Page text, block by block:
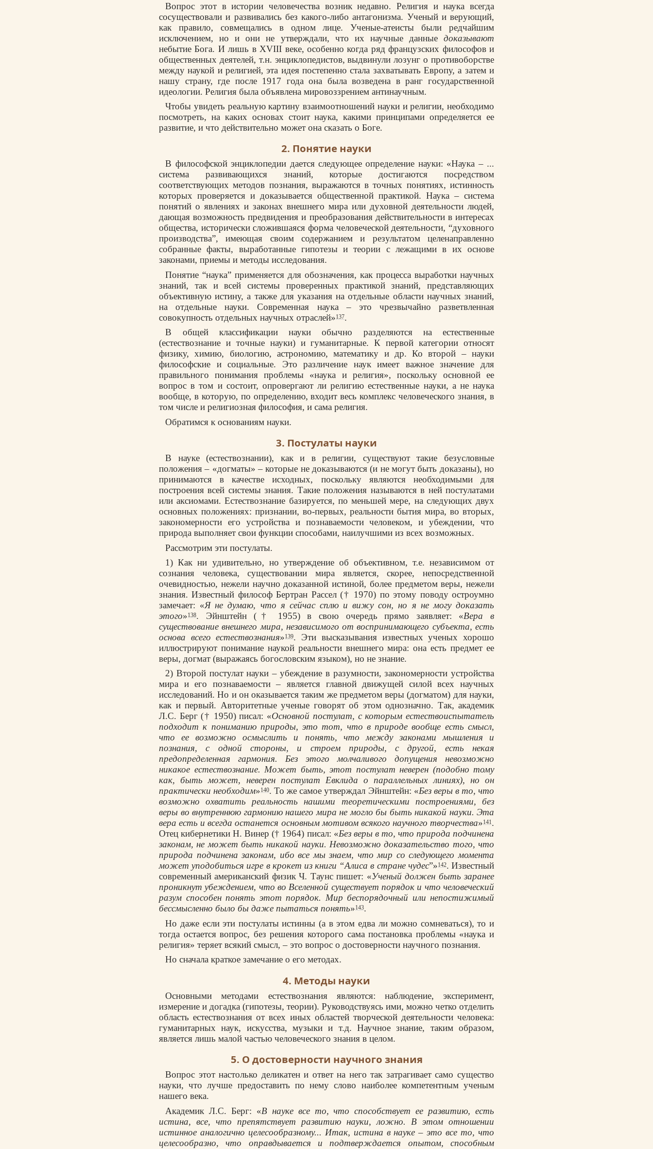
Вопрос этот в истории человечества возник недавно. Религия и наука всегда
сосуществовали и развивались без какого-либо антагонизма. Ученый и верующий,
как правило, совмещались в одном лице. Ученые-атеисты были редчайшим
исключением, но и они не утверждали, что их научные данные доказывают
небытие Бога. И лишь в XVIII веке, особенно когда ряд французских философов и
общественных деятелей, т.н. энциклопедистов, выдвинули лозунг о противоборстве
между наукой и религией, эта идея постепенно стала захватывать Европу, а затем и
нашу страну, где после 1917 года она была возведена в ранг государственной
идеологии. Религия была объявлена мировоззрением антинаучным.
Чтобы увидеть реальную картину взаимоотношений науки и религии, необходимо
посмотреть, на каких основах стоит наука, какими принципами определяется ее
развитие, и что действительно может она сказать о Боге.
2. Понятие науки
В философской энциклопедии дается следующее определение науки: «Наука – ...
система развивающихся знаний, которые достигаются посредством
соответствующих методов познания, выражаются в точных понятиях, истинность
которых проверяется и доказывается общественной практикой. Наука – система
понятий о явлениях и законах внешнего мира или духовной деятельности людей,
дающая возможность предвидения и преобразования действительности в интересах
общества, исторически сложившаяся форма человеческой деятельности, “духовного
производства”, имеющая своим содержанием и результатом целенаправленно
собранные факты, выработанные гипотезы и теории с лежащими в их основе
законами, приемы и методы исследования.
Понятие “наука” применяется для обозначения, как процесса выработки научных
знаний, так и всей системы проверенных практикой знаний, представляющих
объективную истину, а также для указания на отдельные области научных знаний,
на отдельные науки. Современная наука – это чрезвычайно разветвленная
совокупность отдельных научных отраслей»137.
В общей классификации науки обычно разделяются на естественные
(естествознание и точные науки) и гуманитарные. К первой категории относят
физику, химию, биологию, астрономию, математику и др. Ко второй – науки
философские и социальные. Это различение наук имеет важное значение для
правильного понимания проблемы «наука и религия», поскольку основной ее
вопрос в том и состоит, опровергают ли религию естественные науки, а не наука
вообще, в которую, по определению, входит весь комплекс человеческого знания, в
том числе и религиозная философия, и сама религия.
Обратимся к основаниям науки.
3. Постулаты науки
В науке (естествознании), как и в религии, существуют такие безусловные
положения – «догматы» – которые не доказываются (и не могут быть доказаны), но
принимаются в качестве исходных, поскольку являются необходимыми для
построения всей системы знания. Такие положения называются в ней постулатами
или аксиомами. Естествознание базируется, по меньшей мере, на следующих двух
основных положениях: признании, во-первых, реальности бытия мира, во вторых,
закономерности его устройства и познаваемости человеком, и убеждении, что
природа выполняет свои функции способами, наилучшими из всех возможных.
Рассмотрим эти постулаты.
1) Как ни удивительно, но утверждение об объективном, т.е. независимом от
сознания человека, существовании мира является, скорее, непосредственной
очевидностью, нежели научно доказанной истиной, более предметом веры, нежели
знания. Известный философ Бертран Рассел († 1970) по этому поводу остроумно
замечает: «Я не думаю, что я сейчас сплю и вижу сон, но я не могу доказать
этого»138. Эйнштейн († 1955) в свою очередь прямо заявляет: «Вера в
существование внешнего мира, независимого от воспринимающего субъекта, есть
основа всего естествознания»139. Эти высказывания известных ученых хорошо
иллюстрируют понимание наукой реальности внешнего мира: она есть предмет ее
веры, догмат (выражаясь богословским языком), но не знание.
2) Второй постулат науки – убеждение в разумности, закономерности устройства
мира и его познаваемости – является главной движущей силой всех научных
исследований. Но и он оказывается таким же предметом веры (догматом) для науки,
как и первый. Авторитетные ученые говорят об этом однозначно. Так, академик
Л.С. Берг († 1950) писал: «Основной постулат, с которым естествоиспытатель
подходит к пониманию природы, это тот, что в природе вообще есть смысл,
что ее возможно осмыслить и понять, что между законами мышления и
познания, с одной стороны, и строем природы, с другой, есть некая
предопределенная гармония. Без этого молчаливого допущения невозможно
никакое естествознание. Может быть, этот постулат неверен (подобно тому
как, быть может, неверен постулат Евклида о параллельных линиях), но он
практически необходим»140. То же самое утверждал Эйнштейн: «Без веры в то, что
возможно охватить реальность нашими теоретическими построениями, без
веры во внутреннюю гармонию нашего мира не могло бы быть никакой науки. Эта
вера есть и всегда останется основным мотивом всякого научного творчества»141.
Отец кибернетики Н. Винер († 1964) писал: «Без веры в то, что природа подчинена
законам, не может быть никакой науки. Невозможно доказательство того, что
природа подчинена законам, ибо все мы знаем, что мир со следующего момента
может уподобиться игре в крокет из книги “Алиса в стране чудес”»142. Известный
современный американский физик Ч. Таунс пишет: «Ученый должен быть заранее
проникнут убеждением, что во Вселенной существует порядок и что человеческий
разум способен понять этот порядок. Мир беспорядочный или непостижимый
бессмысленно было бы даже пытаться понять»143.
Но даже если эти постулаты истинны (а в этом едва ли можно сомневаться), то и
тогда остается вопрос, без решения которого сама постановка проблемы «наука и
религия» теряет всякий смысл, – это вопрос о достоверности научного познания.
Но сначала краткое замечание о его методах.
4. Методы науки
Основными методами естествознания являются: наблюдение, эксперимент,
измерение и догадка (гипотезы, теории). Руководствуясь ими, можно четко отделить
область естествознания от всех иных областей творческой деятельности человека:
гуманитарных наук, искусства, музыки и т.д. Научное знание, таким образом,
является лишь малой частью человеческого знания в целом.
5. О достоверности научного знания
Вопрос этот настолько деликатен и ответ на него так затрагивает само существо
науки, что лучше предоставить по нему слово наиболее компетентным ученым
нашего века.
Академик Л.С. Берг: «В науке все то, что способствует ее развитию, есть
истина, все, что препятствует развитию науки, ложно. В этом отношении
истинное аналогично целесообразному... Итак, истина в науке – это все то, что
целесообразно, что оправдывается и подтверждается опытом, способным